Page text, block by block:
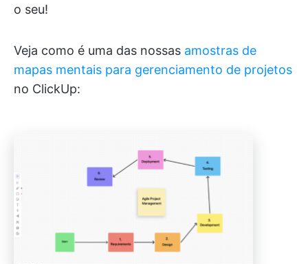
o seu!
Veja como é uma das nossas amostras de
mapas mentais para gerenciamento de projetos
no ClickUp: